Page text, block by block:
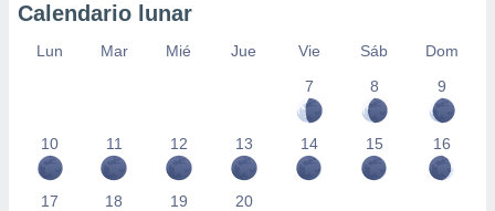
Calendario lunar
Lun Mar Mié Jue Vie Sáb
Dom
7
8 9
10 11 12 13 14 15 16
17 18 19 20